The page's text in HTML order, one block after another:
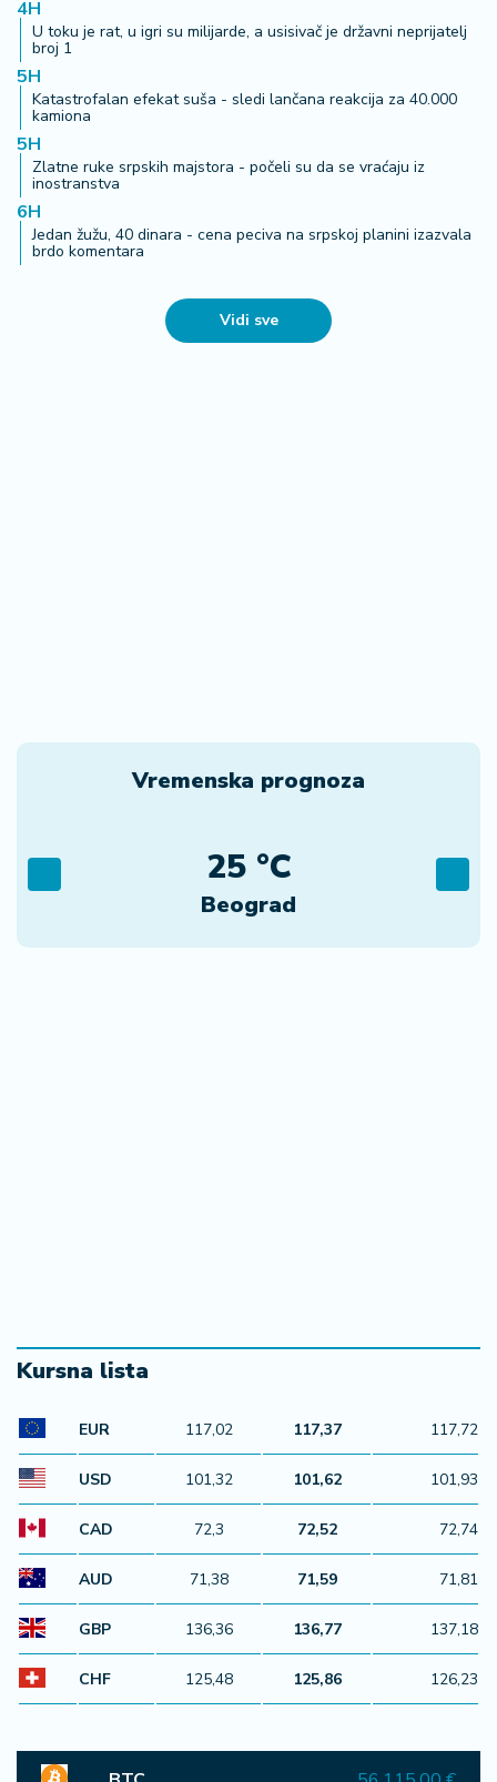
4H
U toku je rat, u igri su milijarde, a usisivač je državni neprijatelj
broj 1
5H
Katastrofalan efekat suša - sledi lančana reakcija za 40.000
kamiona
5H
Zlatne ruke srpskih majstora - počeli su da se vraćaju iz
inostranstva
6H
Jedan žužu, 40 dinara - cena peciva na srpskoj planini izazvala
brdo komentara
Vidi sve
Vremenska prognoza
Beograd
25 °C
Kursna lista
EUR 117,02 117,37 117,72
USD 101,32 101,62 101,93
CAD 72,3 72,52 72,74
AUD 71,38 71,59 71,81
GBP 136,36 136,77 137,18
CHF 125,48 125,86 126,23